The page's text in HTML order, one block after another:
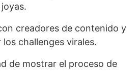
creadores de contenido y
challenges virales.
de mostrar el proceso de